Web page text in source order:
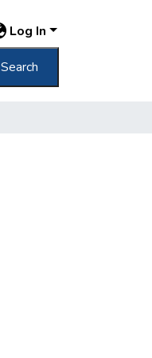
Log In
Search